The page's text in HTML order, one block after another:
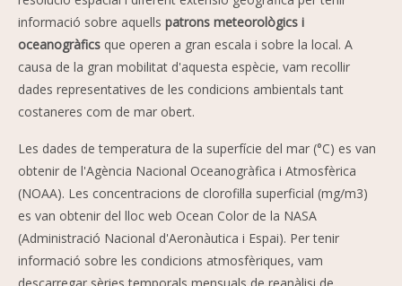
informació sobre aquells patrons meteorològics i
oceanogràfics que operen a gran escala i sobre la local. A
causa de la gran mobilitat d'aquesta espècie, vam recollir
dades representatives de les condicions ambientals tant
costaneres com de mar obert.
Les dades de temperatura de la superfície del mar (°C) es van
obtenir de l'Agència Nacional Oceanogràfica i Atmosfèrica
(NOAA). Les concentracions de clorofil·la superficial (mg/m3)
es van obtenir del lloc web Ocean Color de la NASA
(Administració Nacional d'Aeronàutica i Espai). Per tenir
informació sobre les condicions atmosfèriques, vam
descarregar sèries temporals mensuals de reanàlisi de